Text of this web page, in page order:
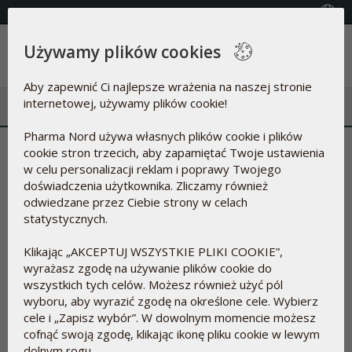
(+48) 22 615 27 22
Menu
Badania
Ponad 300 badań naukowych z naszymi produktami.
Dział badawczy Pharma Nord jest zawsze na bieżąco pod
względem najnowszych odkryć nauki o żywności. Badania i
katalogowane w najpełniejszej bazie danych, zawierającej
obecnie ponad 9 tys. odniesień naukowych. Znaczna liczba
tych badań została przeprowadzona przy użyciu własnych
produktów Pharma Nord. Baza ta jest na bieżąco
uzupełniana, gdy opublikowane zostają nowe badania
dotyczące produktów Pharma Nord. Badanie te są żywym
Używamy plików cookies
Aby zapewnić Ci najlepsze wrażenia na naszej stronie
internetowej, używamy plików cookie!
Pharma Nord używa własnych plików cookie i plików
cookie stron trzecich, aby zapamiętać Twoje ustawienia
w celu personalizacji reklam i poprawy Twojego
doświadczenia użytkownika. Zliczamy również
odwiedzane przez Ciebie strony w celach
statystycznych.
Klikając „AKCEPTUJ WSZYSTKIE PLIKI COOKIE”,
wyrażasz zgodę na używanie plików cookie do
wszystkich tych celów. Możesz również użyć pól
wyboru, aby wyrazić zgodę na określone cele. Wybierz
cele i „Zapisz wybór”. W dowolnym momencie możesz
cofnąć swoją zgodę, klikając ikonę pliku cookie w lewym